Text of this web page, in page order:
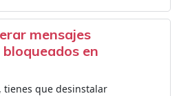
mensajes
en
tienes que desinstalar